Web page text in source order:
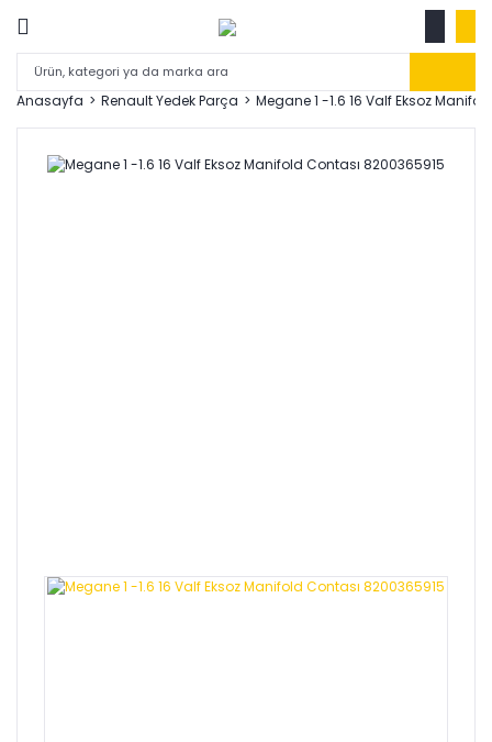
Anasayfa Renault Yedek Parça Megane 1 -1.6 16 Valf Eksoz